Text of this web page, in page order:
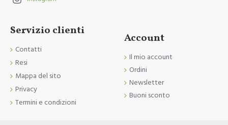
Servizio clienti
Contatti
Resi
Mappa del sito
Privacy
Termini e condizioni
Account
Il mio account
Ordini
Newsletter
Buoni sconto